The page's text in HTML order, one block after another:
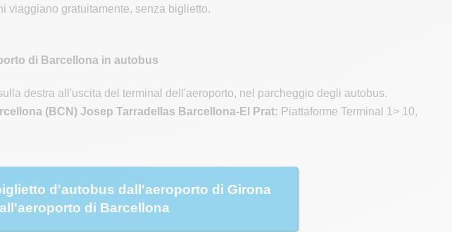
viaggiano gratuitamente, senza biglietto.
di Barcellona in autobus
destra all'uscita del terminal dell'aeroporto, nel parcheggio degli autobus.
(BCN) Josep Tarradellas Barcellona-El Prat: Piattaforme Terminal 1> 10,
d'autobus dall'aeroporto di Girona
all'aeroporto di Barcellona